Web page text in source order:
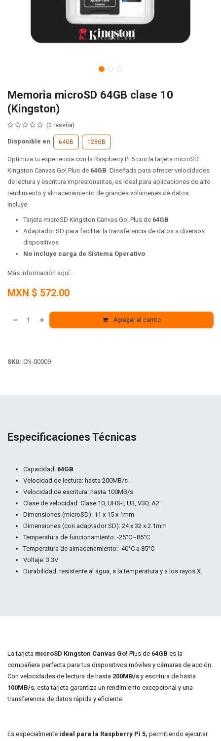
Memoria microSD 64GB clase 10
(Kingston)
(0 reseña)
Disponible en 64GB 128GB
Optimiza tu experiencia con la Raspberry Pi 5 con la tarjeta microSD
Kingston Canvas Go! Plus de 64GB. Diseñada para ofrecer velocidades
de lectura y escritura impresionantes, es ideal para aplicaciones de alto
rendimiento y almacenamiento de grandes volúmenes de datos.
Incluye:
Tarjeta microSD Kingston Canvas Go! Plus de 64GB
Adaptador SD para facilitar la transferencia de datos a diversos
dispositivos
No incluye carga de Sistema Operativo
Más información aquí...
MXN $ 572.00
Agregar al carrito
SKU: CN-00009
Especificaciones Técnicas
Capacidad: 64GB
Velocidad de lectura: hasta 200MB/s
Velocidad de escritura: hasta 100MB/s
Clase de velocidad: Clase 10, UHS-I, U3, V30, A2
Dimensiones (microSD): 11 x 15 x 1mm
Dimensiones (con adaptador SD): 24 x 32 x 2.1mm
Temperatura de funcionamiento: -25°C~85°C
Temperatura de almacenamiento: -40°C a 85°C
Voltaje: 3.3V
Durabilidad: resistente al agua, a la temperatura y a los rayos X.
La tarjeta microSD Kingston Canvas Go! Plus de 64GB es la
compañera perfecta para tus dispositivos móviles y cámaras de acción.
Con velocidades de lectura de hasta 200MB/s y escritura de hasta
100MB/s, esta tarjeta garantiza un rendimiento excepcional y una
transferencia de datos rápida y eficiente.
Es especialmente ideal para la Raspberry Pi 5, permitiendo ejecutar